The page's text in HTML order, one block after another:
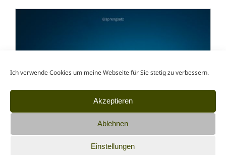
Ich verwende Cookies um meine Webseite für Sie stetig zu verbessern.
Akzeptieren
Ablehnen
Einstellungen